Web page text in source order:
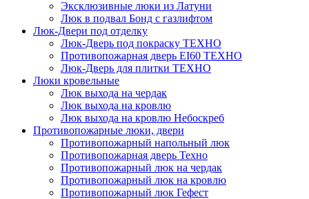
Эксклюзивные люки из Латуни
Люк в подвал Бонд c газлифтом
Люк-Двери под отделку
Люк-Дверь под покраску ТЕХНО
Противопожарная дверь EI60 ТЕХНО
Люк-Дверь для плитки ТЕХНО
Люки кровельные
Люк выхода на чердак
Люк выхода на кровлю
Люк выхода на кровлю Небоскреб
Противопожарные люки, двери
Противопожарный напольный люк
Противопожарная дверь Техно
Противопожарный люк на чердак
Противопожарный люк на кровлю
Противопожарный люк Гефест